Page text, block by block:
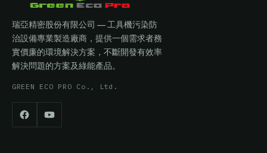
瑞亞精密股份有限公司 — 工具機污染防
治設備專業製造廠商，提供一個需求者務
實價廉的環境解決方案，不斷開發有效率
解決問題的方案及綠能產品。
GREEN ECO PRO Co., Ltd.